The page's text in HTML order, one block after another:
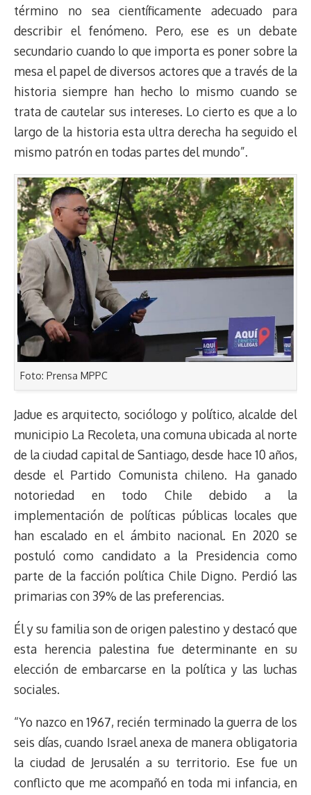
término no sea científicamente adecuado para
describir el fenómeno. Pero, ese es un debate
secundario cuando lo que importa es poner sobre la
mesa el papel de diversos actores que a través de la
historia siempre han hecho lo mismo cuando se
trata de cautelar sus intereses. Lo cierto es que a lo
largo de la historia esta ultra derecha ha seguido el
mismo patrón en todas partes del mundo”.
Foto: Prensa MPPC
Jadue es arquitecto, sociólogo y político, alcalde del
municipio La Recoleta, una comuna ubicada al norte
de la ciudad capital de Santiago, desde hace 10 años,
desde el Partido Comunista chileno. Ha ganado
notoriedad en todo Chile debido a la
implementación de políticas públicas locales que
han escalado en el ámbito nacional. En 2020 se
postuló como candidato a la Presidencia como
parte de la facción política Chile Digno. Perdió las
primarias con 39% de las preferencias.
Él y su familia son de origen palestino y destacó que
esta herencia palestina fue determinante en su
elección de embarcarse en la política y las luchas
sociales.
“Yo nazco en 1967, recién terminado la guerra de los
seis días, cuando Israel anexa de manera obligatoria
la ciudad de Jerusalén a su territorio. Ese fue un
conflicto que me acompañó en toda mi infancia, en